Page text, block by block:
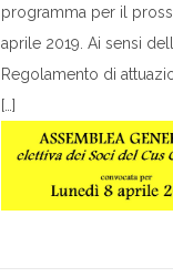
programma per il
aprile 2019. Ai sensi
Regolamento di
[…]